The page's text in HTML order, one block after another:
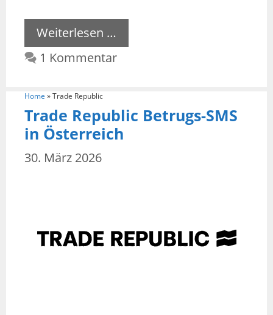
Weiterlesen …
1 Kommentar
Home »Trade Republic
Trade Republic Betrugs-SMS
in Österreich
30. März 2026